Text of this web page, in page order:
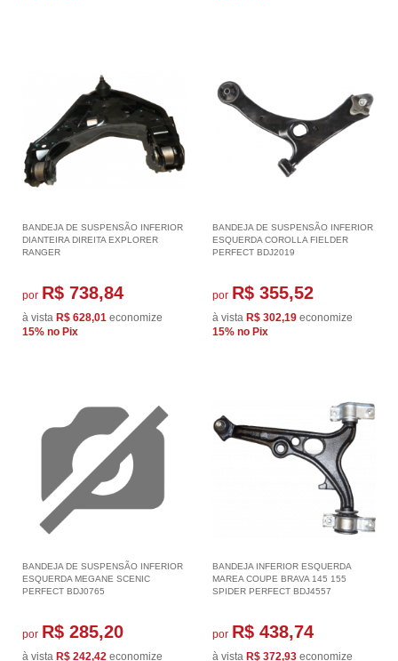
BANDEJA DE SUSPENSÃO INFERIOR
DIANTEIRA DIREITA EXPLORER
RANGER
por R$ 738,84
à vista R$ 628,01 economize
15% no Pix
BANDEJA DE SUSPENSÃO INFERIOR
ESQUERDA COROLLA FIELDER
PERFECT BDJ2019
por R$ 355,52
à vista R$ 302,19 economize
15% no Pix
BANDEJA DE SUSPENSÃO INFERIOR
ESQUERDA MEGANE SCENIC
PERFECT BDJ0765
por R$ 285,20
à vista R$ 242,42 economize
BANDEJA INFERIOR ESQUERDA
MAREA COUPE BRAVA 145 155
SPIDER PERFECT BDJ4557
por R$ 438,74
à vista R$ 372,93 economize